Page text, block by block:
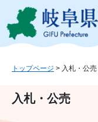
ジ
ュ
トップページ > 入札・公売
入札・公売